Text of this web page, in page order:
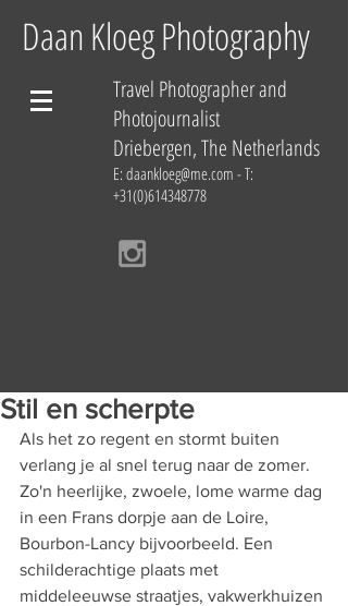
Daan Kloeg Photography
Travel Photographer and
Photojournalist
Driebergen, The Netherlands
E: daankloeg@me.com - T:
+31(0)614348778
Stil en scherpte
Als het zo regent en stormt buiten
verlang je al snel terug naar de zomer.
Zo'n heerlijke, zwoele, lome warme dag
in een Frans dorpje aan de Loire,
Bourbon-Lancy bijvoorbeeld. Een
schilderachtige plaats met
middeleeuwse straatjes, vakwerkhuizen